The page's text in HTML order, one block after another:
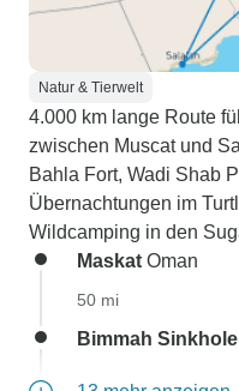
Natur & Tierwelt
4.000 km lange Route
zwischen Muscat und
Bahla Fort, Wadi Shab
Übernachtungen im
Wildcamping in den
Maskat Oman
50 mi
Bimmah Sinkhole